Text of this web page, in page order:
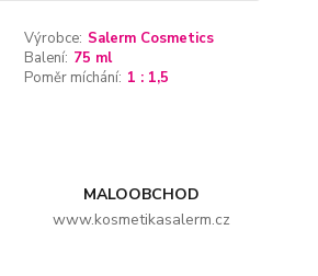
Výrobce: Salerm Cosmetics
Balení: 75 ml
Poměr míchání: 1 : 1,5
MALOOBCHOD
www.kosmetikasalerm.cz